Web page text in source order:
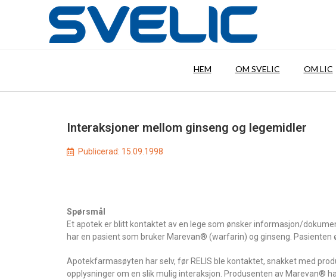
HEM OM SVELIC OM LIC
Interaksjoner mellom ginseng og legemidler
Publicerad: 15.09.1998
Spørsmål
Et apotek er blitt kontaktet av en lege som ønsker informasjon/
har en pasient som bruker Marevan® (warfarin) og ginseng. Pasienten
Apotekfarmasøyten har selv, før RELIS ble kontaktet, snakket med
opplysninger om en slik mulig interaksjon. Produsenten av Marevan®